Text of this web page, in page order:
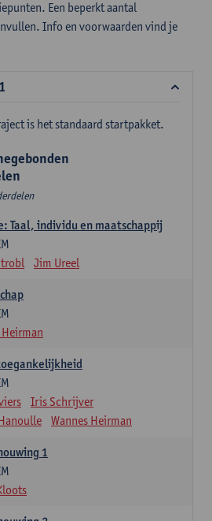
Een beperkt aantal
Info en voorwaarden vind je
is het standaard startpakket.
Taal, individu en maatschappij
Jim Ureel
Heirman
Iris Schrijver
Wannes Heirman
1